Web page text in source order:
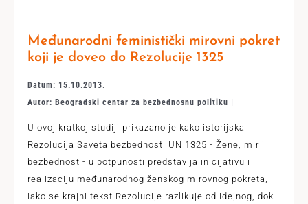
Međunarodni feministički mirovni pokret
koji je doveo do Rezolucije 1325
Datum: 15.10.2013.
Autor: Beogradski centar za bezbednosnu politiku |
U ovoj kratkoj studiji prikazano je kako istorijska
Rezolucija Saveta bezbednosti UN 1325 - Žene, mir i
bezbednost - u potpunosti predstavlja inicijativu i
realizaciju međunarodnog ženskog mirovnog pokreta,
iako se krajni tekst Rezolucije razlikuje od idejnog, dok